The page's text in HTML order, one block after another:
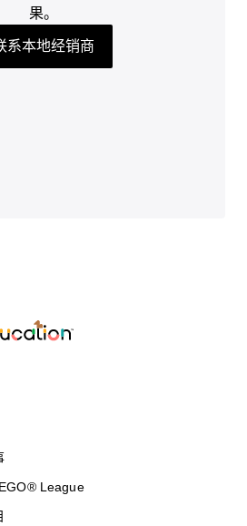
果。
系本地经销商
League